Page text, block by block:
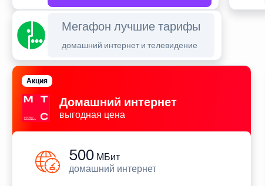
Мегафон лучшие тарифы
домашний интернет и телевидение
Домашний интернет
выгодная цена
Акция
500 МБит
домашний интернет